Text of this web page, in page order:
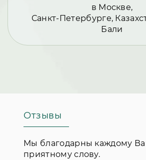
в Москве,
Санкт-Петербурге,
Бали
Отзывы
Мы благодарны каждому
приятному слову.